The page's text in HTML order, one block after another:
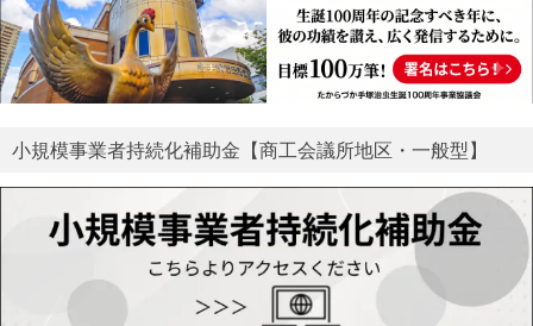
小規模事業者持続化補助金【商工会議所地区・一般型】